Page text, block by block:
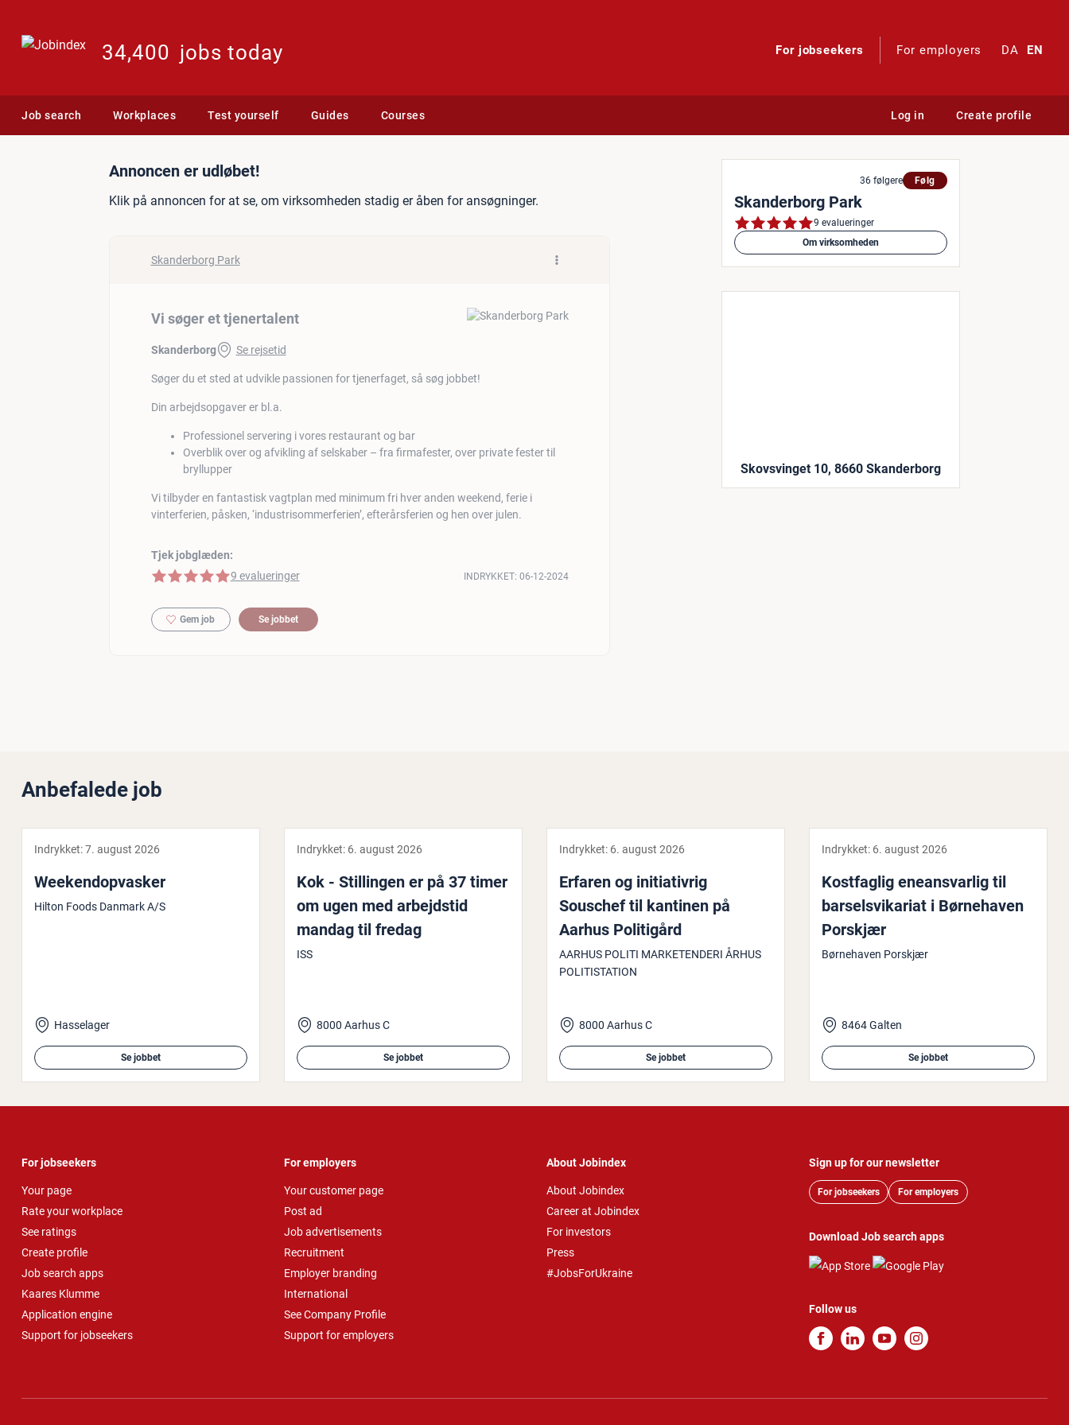
34,400 jobs today For jobseekers For employers DA EN
Job search Workplaces Test yourself Guides Courses Log in Create profile
Jobannonce: Vi søger et tjenertalent
Annoncen er udløbet!
Klik på annoncen for at se, om virksomheden stadig er åben for ansøgninger.
Skanderborg Park
Vi søger et tjenertalent
Skanderborg Se rejsetid
Søger du et sted at udvikle passionen for tjenerfaget, så søg jobbet!
Din arbejdsopgaver er bl.a.
Professionel servering i vores restaurant og bar
Overblik over og afvikling af selskaber – fra firmafester, over private fester til
bryllupper
Vi tilbyder en fantastisk vagtplan med minimum fri hver anden weekend, ferie i
vinterferien, påsken, ‘industrisommerferien’, efterårsferien og hen over julen.
Tjek jobglæden:
5 af 5 stjerner
9 evalueringer INDRYKKET: 06-12-2024
Gem job Se jobbet
36 følgere Følg
Skanderborg Park
9 evalueringer
Om virksomheden
Skovsvinget 10, 8660 Skanderborg
Anbefalede job
Indrykket:7. august 2026
We­e­kendop­va­sker
Hilton Foods Danmark A/S
Hasselager
Se jobbet
Indrykket: 6. august 2026
Kok - Stil­lin­gen er på 37 timer
om ugen med ar­bejds­tid
mandag til fredag
ISS
8000 Aarhus C
Se jobbet
Indrykket: 6. august 2026
Erfaren og ini­ti­a­tivrig
Souschef til kantinen på
Aarhus Po­li­ti­gård
AARHUS POLITI MARKETENDERI ÅRHUS
POLITISTATION
8000 Aarhus C
Se jobbet
Indrykket: 6. august 2026
Kost­fag­lig ene­ansvar­lig til
bar­selsvi­ka­ri­at i Bør­ne­ha­ven
Porskjær
Børnehaven Porskjær
8464 Galten
Se jobbet
For jobseekers
Your page
Rate your workplace
See ratings
Create profile
Job search apps
Kaares Klumme
Application engine
Support for jobseekers
For employers
Your customer page
Post ad
Job advertisements
Recruitment
Employer branding
International
See Company Profile
Support for employers
About Jobindex
About Jobindex
Career at Jobindex
For investors
Press
#JobsForUkraine
Sign up for our newsletter
For jobseekers For employers
Download Job search apps
Follow us